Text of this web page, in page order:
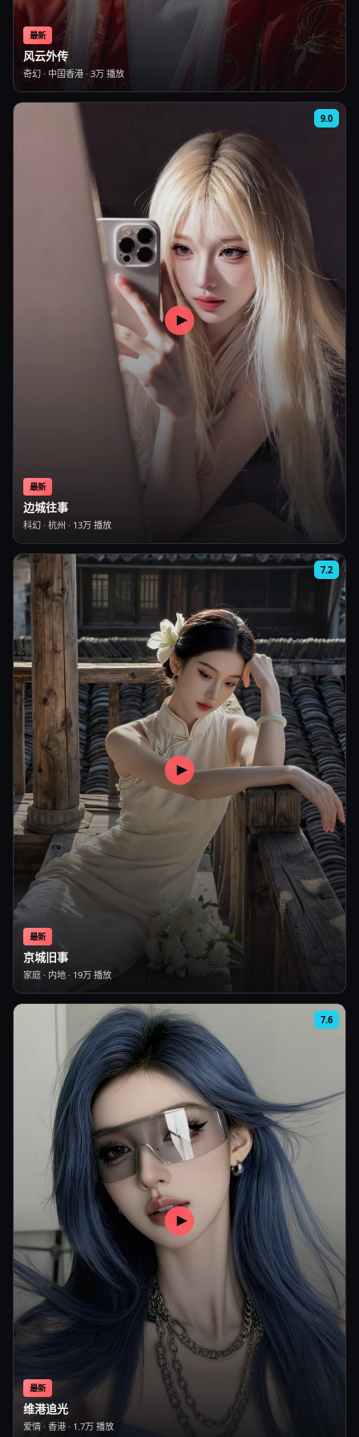
最新
风云外传
奇幻 · 中国香港 · 3万 播放
9.0
最新
边城往事
科幻 · 杭州 · 13万 播放
7.2
最新
京城旧事
家庭 · 内地 · 19万 播放
7.6
最新
维港追光
爱情 · 香港 · 1.7万 播放